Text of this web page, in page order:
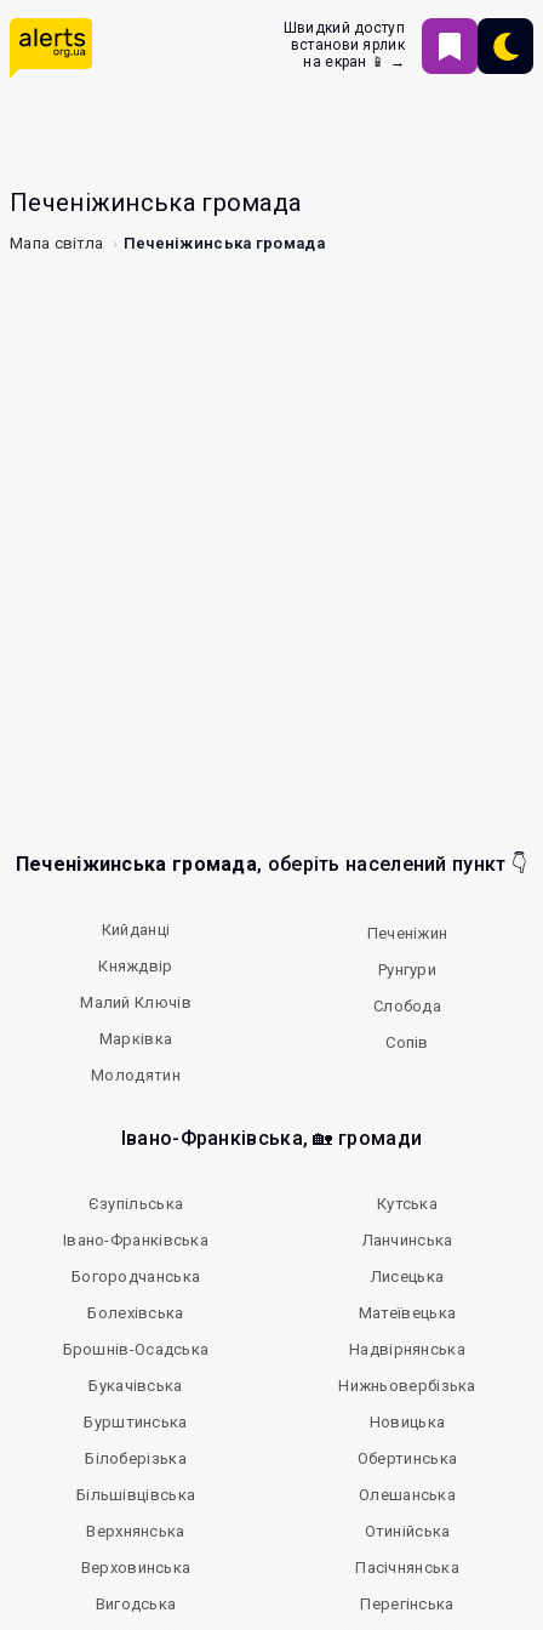
Швидкий доступ
встанови ярлик
на екран 📱 →
Печеніжинська громада
Мапа світла Печеніжинська громада
Печеніжинська громада, оберіть населений пункт 👇
Кийданці
Княждвір
Малий Ключів
Марківка
Молодятин
Печеніжин
Рунгури
Слобода
Сопів
Івано-Франківська, 🏡 громади
Єзупільська
Івано-Франківська
Богородчанська
Болехівська
Брошнів-Осадська
Букачівська
Бурштинська
Білоберізька
Більшівцівська
Верхнянська
Верховинська
Вигодська
Кутська
Ланчинська
Лисецька
Матеївецька
Надвірнянська
Нижньовербізька
Новицька
Обертинська
Олешанська
Отинійська
Пасічнянська
Перегінська